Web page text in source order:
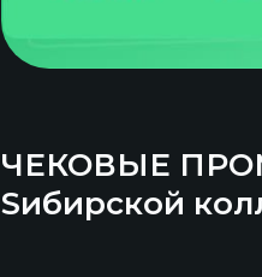
ЧЕКОВЫЕ
Sибирской